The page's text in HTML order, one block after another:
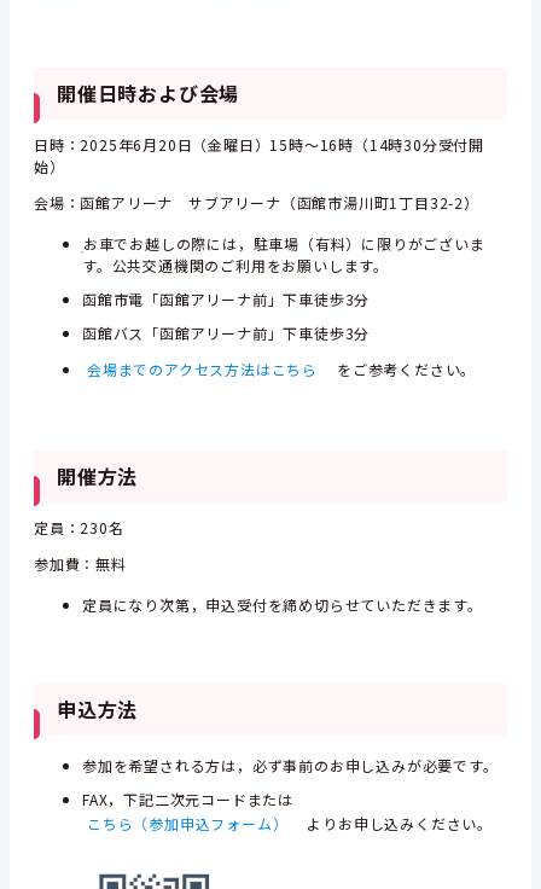
開催日時および会場
日時：2025年6月20日（金曜日）15時～16時（14時30分受付開
始）
会場：函館アリーナ サブアリーナ（函館市湯川町1丁目32-2）
ֽお車でお越しの際には，駐車場（有料）に限りがございま
す。公共交通機関のご利用をお願いします。
函館市電「函館アリーナ前」下車徒歩3分
函館バス「函館アリーナ前」下車徒歩3分
会場までのアクセス方法はこちら
をご参考ください。
開催方法
定員：230名
参加費：無料
定員になり次第，申込受付を締め切らせていただきます。
申込方法
参加を希望される方は，必ず事前のお申し込みが必要です。
FAX，下記二次元コードまたは
こちら（参加申込フォーム）
よりお申し込みください。